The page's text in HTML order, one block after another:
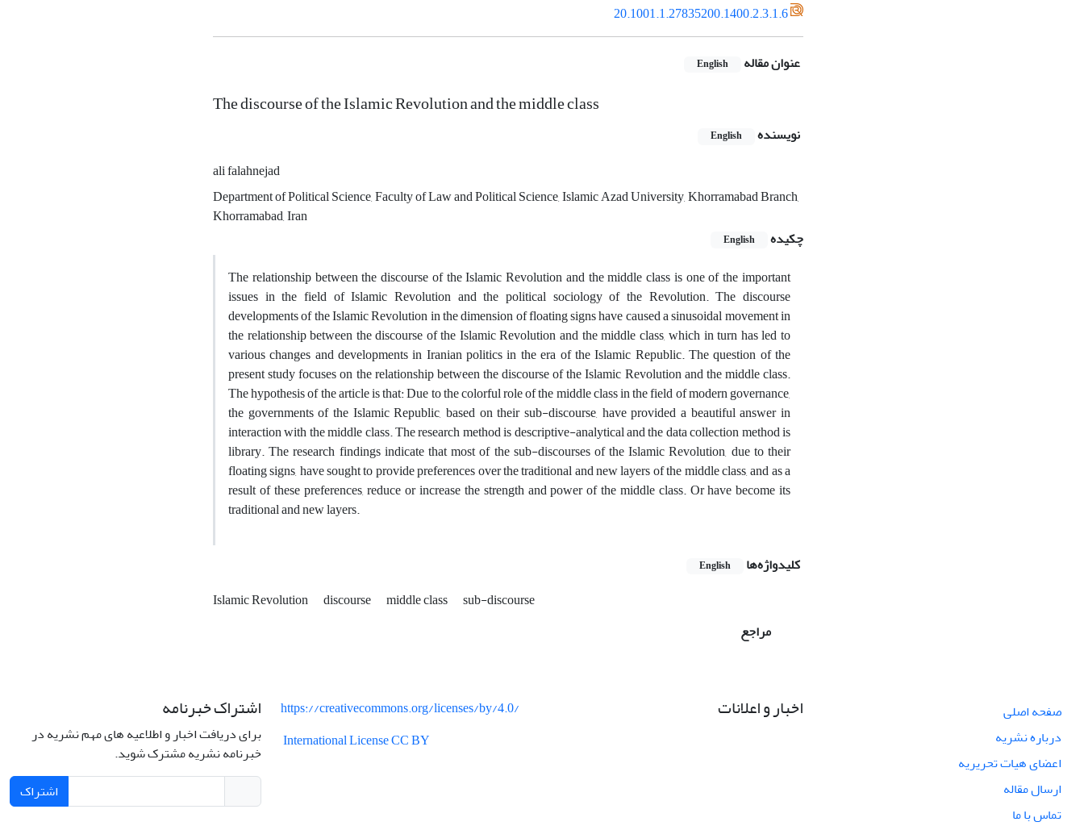
20.1001.1.27835200.1400.2.3.1.6
عنوان مقاله English
The discourse of the Islamic Revolution and the middle class
نویسنده English
ali falahnejad
Department of Political Science, Faculty of Law and Political Science, Islamic Azad University, Khorramabad Branch,
Khorramabad, Iran
چکیده
English
The relationship between the discourse of the Islamic Revolution and the middle class is one of the important
issues in the field of Islamic Revolution and the political sociology of the Revolution. The discourse
developments of the Islamic Revolution in the dimension of floating signs have caused a sinusoidal movement in
the relationship between the discourse of the Islamic Revolution and the middle class, which in turn has led to
various changes and developments in Iranian politics in the era of the Islamic Republic. The question of the
present study focuses on the relationship between the discourse of the Islamic Revolution and the middle class.
The hypothesis of the article is that: Due to the colorful role of the middle class in the field of modern governance,
the governments of the Islamic Republic, based on their sub-discourse, have provided a beautiful answer in
interaction with the middle class. The research method is descriptive-analytical and the data collection method is
library. The research findings indicate that most of the sub-discourses of the Islamic Revolution, due to their
floating signs, have sought to provide preferences over the traditional and new layers of the middle class, and as a
result of these preferences, reduce or increase the strength and power of the middle class. Or have become its
traditional and new layers.
کلیدواژه‌ها English
Islamic Revolution discourse middle class
sub-discourse
مراجع
صفحه اصلی
درباره نشریه
اعضای هیات تحریریه
ارسال مقاله
تماس با ما
اخبار و اعلانات
https://creativecommons.org/licenses/by/4.0/
International License CC BY
اشتراک خبرنامه
برای دریافت اخبار و اطلاعیه های مهم نشریه در
خبرنامه نشریه مشترک شوید.
اشتراک